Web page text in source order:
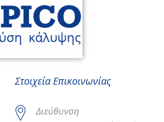
Στοιχεία Επικοινωνίας
Διεύθυνση